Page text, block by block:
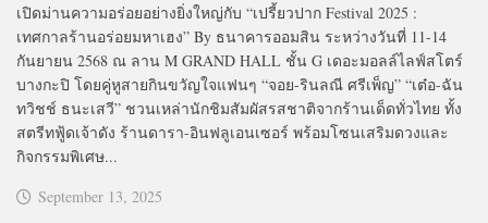
เปิดม่านความอร่อยอย่างยิ่งใหญ่กับ “เปรี้ยวปาก Festival 2025 :
เทศกาลร้านอร่อยมหาเฮง” By ธนาคารออมสิน ระหว่างวันที่ 11-14
กันยายน 2568 ณ ลาน M GRAND HALL ชั้น G เดอะมอลล์ไลฟ์สโตร์
บางกะปิ โดยคู่หูสายกินขวัญใจแฟนๆ “จอย-รินลณี ศรีเพ็ญ” “เต๋อ-ฉัน
ทวิชช์ ธนะเสวี” ชวนเหล่านักชิมสัมผัสรสชาติจากร้านเด็ดทั่วไทย ทั้ง
สตรีทฟู้ดเจ้าดัง ร้านดารา-อินฟลูเอนเซอร์ พร้อมโซนเสริมดวงและ
กิจกรรมพิเศษ...
September 13, 2025